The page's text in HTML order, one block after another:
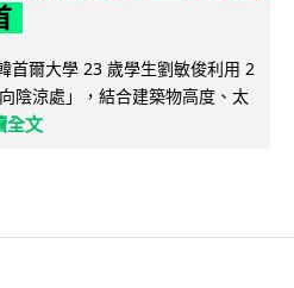
首爾大學 23 歲學生劉敏俊利用 2
陰涼處」，結合建築物高度、太
全文